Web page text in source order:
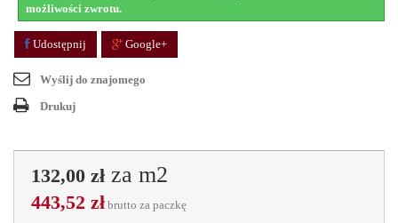
możliwości zwrotu.
Udostępnij Google+
Wyślij do znajomego
Drukuj
132,00 zł za m2
443,52 zł brutto za paczkę